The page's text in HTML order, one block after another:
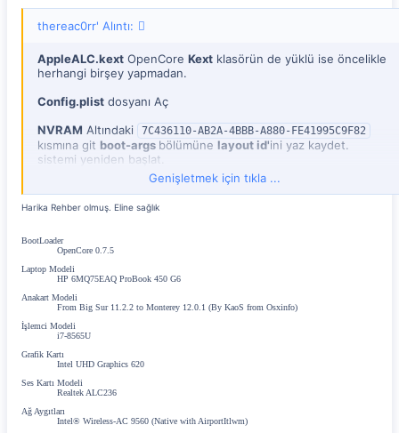
thereac0rr' Alıntı:
AppleALC.kext OpenCore Kext klasörün de yüklü ise öncelikle
herhangi birşey yapmadan.
Config.plist dosyanı Aç
NVRAM Altındaki 7C436110-AB2A-4BBB-A880-FE41995C9F82
kısmına git boot-args bölümüne layout id'ini yaz kaydet.
sistemi yeniden başlat.
üzerinde değişiklik yaptığında sistemi yeniden
unutma.
Edit: Resim
Ekli dosyayı görüntüle 24244
Genişletmek için tıkla ...
Harika Rehber olmuş. Eline sağlık
BootLoader
OpenCore 0.7.5
Laptop Modeli
HP 6MQ75EAQ ProBook 450 G6
Anakart Modeli
From Big Sur 11.2.2 to Monterey 12.0.1 (By KaoS from Osxinfo)
İşlemci Modeli
i7-8565U
Grafik Kartı
Intel UHD Graphics 620
Ses Kartı Modeli
Realtek ALC236
Ağ Aygıtları
Intel® Wireless-AC 9560 (Native with AirportItlwm)